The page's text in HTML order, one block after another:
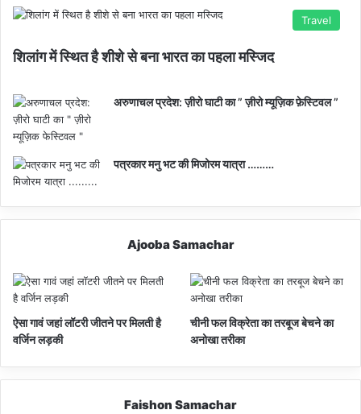
Travel
शिलांग में स्थित है शीशे से बना भारत का पहला मस्जिद
अरुणाचल प्रदेश: ज़ीरो घाटी का ” ज़ीरो म्यूज़िक फ़ेस्टिवल ”
पत्रकार मनु भट की मिजोरम यात्रा ………
Ajooba Samachar
ऐसा गावं जहां लॉटरी जीतने पर मिलती है
वर्जिन लड़की
चीनी फल विक्रेता का तरबूज बेचने का
अनोखा तरीका
Faishon Samachar